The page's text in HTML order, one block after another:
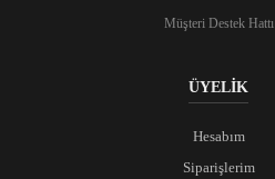
Müşteri Destek Hattı
ÜYELİK
Hesabım
Siparişlerim